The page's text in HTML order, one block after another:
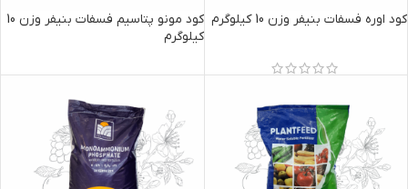
کود اوره فسفات بنیفر وزن 10 کیلوگرم
کود مونو پتاسیم فسفات بنیفر وزن 10
کیلوگرم